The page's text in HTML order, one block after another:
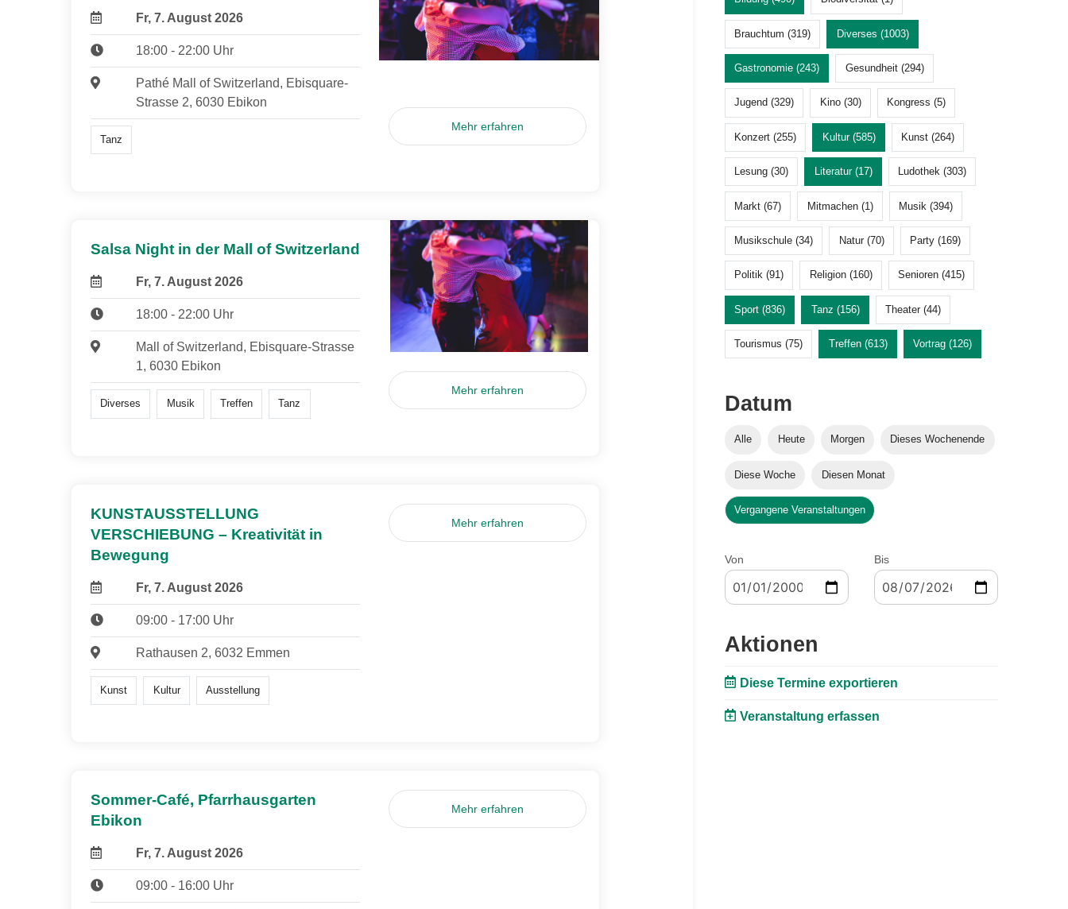
Fr, 7. August 2026
18:00 - 22:00 Uhr
Pathé Mall of Switzerland, Ebisquare-
Strasse 2, 6030 Ebikon
Tanz
Mehr erfahren
Salsa Night in der Mall of Switzerland
Fr, 7. August 2026
18:00 - 22:00 Uhr
Mall of Switzerland, Ebisquare-Strasse
1, 6030 Ebikon
Diverses Musik Treffen Tanz
Mehr erfahren
KUNSTAUSSTELLUNG
VERSCHIEBUNG – Kreativität in
Bewegung
Fr, 7. August 2026
09:00 - 17:00 Uhr
Rathausen 2, 6032 Emmen
Kunst Kultur Ausstellung
Mehr erfahren
Sommer-Café, Pfarrhausgarten
Ebikon
Fr, 7. August 2026
09:00 - 16:00 Uhr
Mehr erfahren
Brauchtum (319) Diverses (1003)
Gastronomie (243) Gesundheit (294)
Jugend (329) Kino (30) Kongress (5)
Konzert (255) Kultur (585) Kunst (264)
Lesung (30) Literatur (17) Ludothek (303)
Markt (67) Mitmachen (1) Musik (394)
Musikschule (34) Natur (70) Party (169)
Politik (91) Religion (160) Senioren (415)
Sport (836) Tanz (156) Theater (44)
Tourismus (75) Treffen (613) Vortrag (126)
Datum
Alle Heute Morgen Dieses Wochenende
Diese Woche Diesen Monat
Vergangene Veranstaltungen
Von Bis
Aktionen
Diese Termine exportieren
Veranstaltung erfassen